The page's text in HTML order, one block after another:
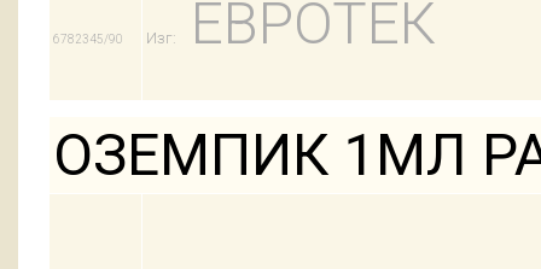
6782345/90 Изг:
ЕВРОТЕК
ОЗЕМПИК 1МЛ